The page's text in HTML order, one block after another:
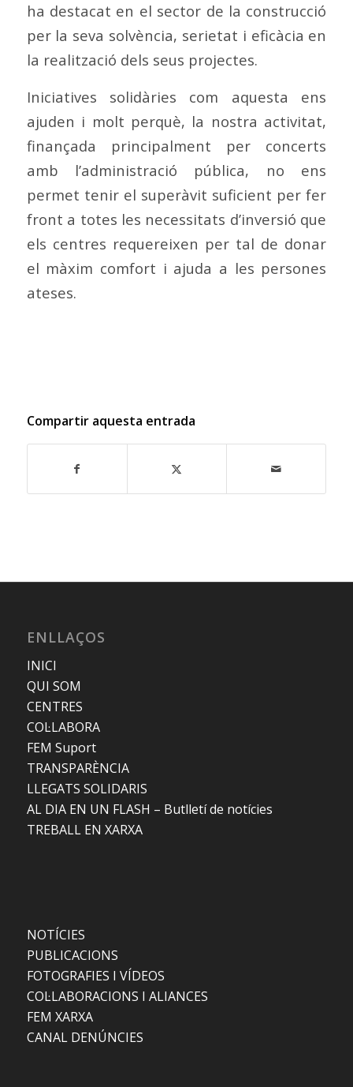
ha destacat en el sector de la construcció
per la seva solvència, serietat i eficàcia en
la realització dels seus projectes.
Iniciatives solidàries com aquesta ens
ajuden i molt perquè, la nostra activitat,
finançada principalment per concerts
amb l’administració pública, no ens
permet tenir el superàvit suficient per fer
front a totes les necessitats d’inversió que
els centres requereixen per tal de donar
el màxim comfort i ajuda a les persones
ateses.
Compartir aquesta entrada
ENLLAÇOS
INICI
QUI SOM
CENTRES
COL·LABORA
FEM Suport
TRANSPARÈNCIA
LLEGATS SOLIDARIS
AL DIA EN UN FLASH – Butlletí de notícies
TREBALL EN XARXA
NOTÍCIES
PUBLICACIONS
FOTOGRAFIES I VÍDEOS
COL·LABORACIONS I ALIANCES
FEM XARXA
CANAL DENÚNCIES